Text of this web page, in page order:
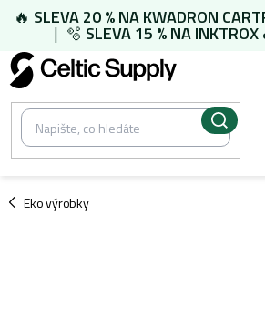
Přejít
obsah
🔥 SLEVA 20 % NAKWADRON
| 🫧 SLEVA 15 % NAINKTROX
Eko výrobky
/